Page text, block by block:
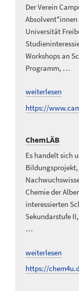
Der Verein
Universität
Workshops an
Programm, …
weiterlesen
https://
ChemLÄB
Es handelt sich
Chemie der
interessierten
Sekundarstufe
…
weiterlesen
https://